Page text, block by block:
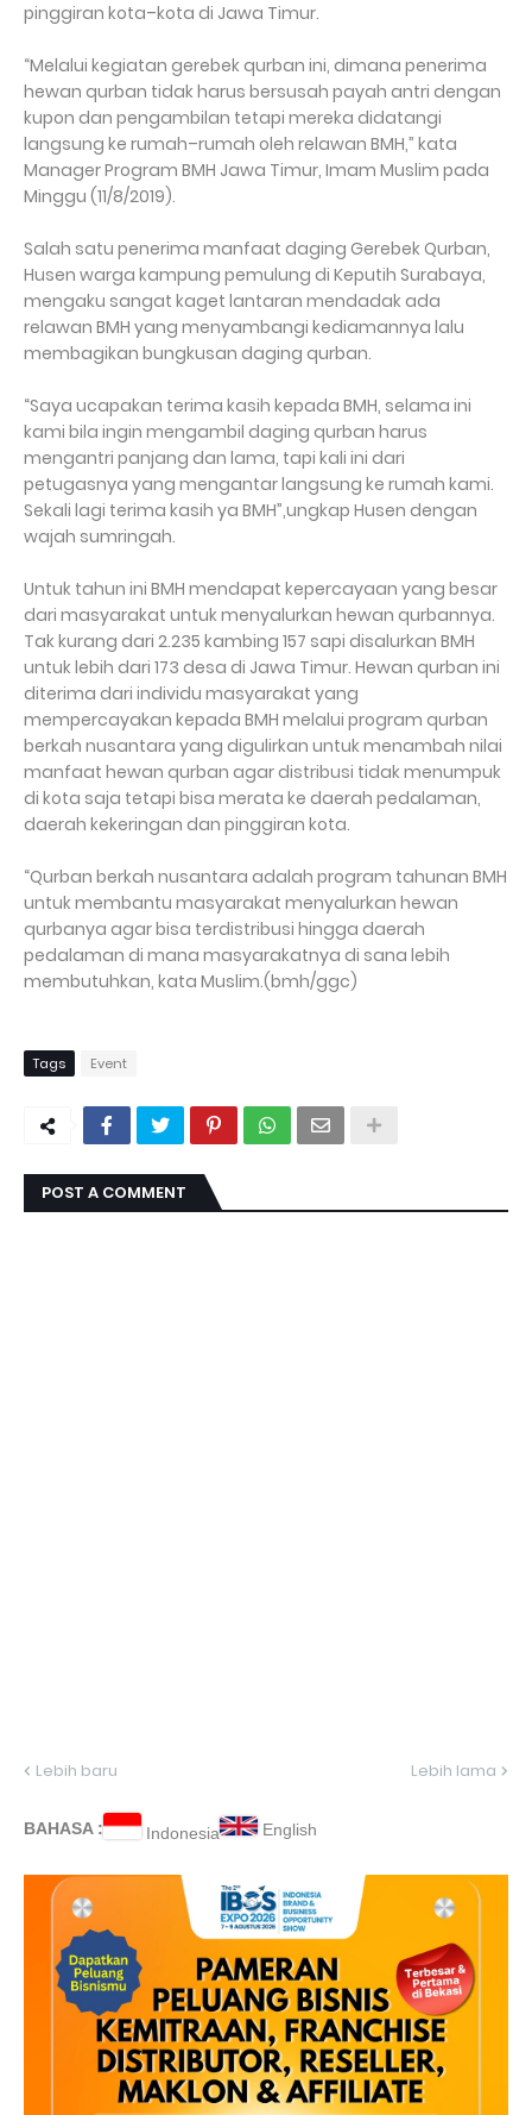
pinggiran kota–kota di Jawa Timur.
“Melalui kegiatan gerebek qurban ini, dimana penerima
hewan qurban tidak harus bersusah payah antri dengan
kupon dan pengambilan tetapi mereka didatangi
langsung ke rumah–rumah oleh relawan BMH,” kata
Manager Program BMH Jawa Timur, Imam Muslim pada
Minggu (11/8/2019).
Salah satu penerima manfaat daging Gerebek Qurban,
Husen warga kampung pemulung di Keputih Surabaya,
mengaku sangat kaget lantaran mendadak ada
relawan BMH yang menyambangi kediamannya lalu
membagikan bungkusan daging qurban.
“Saya ucapakan terima kasih kepada BMH, selama ini
kami bila ingin mengambil daging qurban harus
mengantri panjang dan lama, tapi kali ini dari
petugasnya yang mengantar langsung ke rumah kami.
Sekali lagi terima kasih ya BMH”,ungkap Husen dengan
wajah sumringah.
Untuk tahun ini BMH mendapat kepercayaan yang besar
dari masyarakat untuk menyalurkan hewan qurbannya.
Tak kurang dari 2.235 kambing 157 sapi disalurkan BMH
untuk lebih dari 173 desa di Jawa Timur. Hewan qurban ini
diterima dari individu masyarakat yang
mempercayakan kepada BMH melalui program qurban
berkah nusantara yang digulirkan untuk menambah nilai
manfaat hewan qurban agar distribusi tidak menumpuk
di kota saja tetapi bisa merata ke daerah pedalaman,
daerah kekeringan dan pinggiran kota.
“Qurban berkah nusantara adalah program tahunan BMH
untuk membantu masyarakat menyalurkan hewan
qurbanya agar bisa terdistribusi hingga daerah
pedalaman di mana masyarakatnya di sana lebih
membutuhkan, kata Muslim.(bmh/ggc)
Tags Event
POST A COMMENT
Lebih baru Lebih lama
BAHASA : Indonesia English